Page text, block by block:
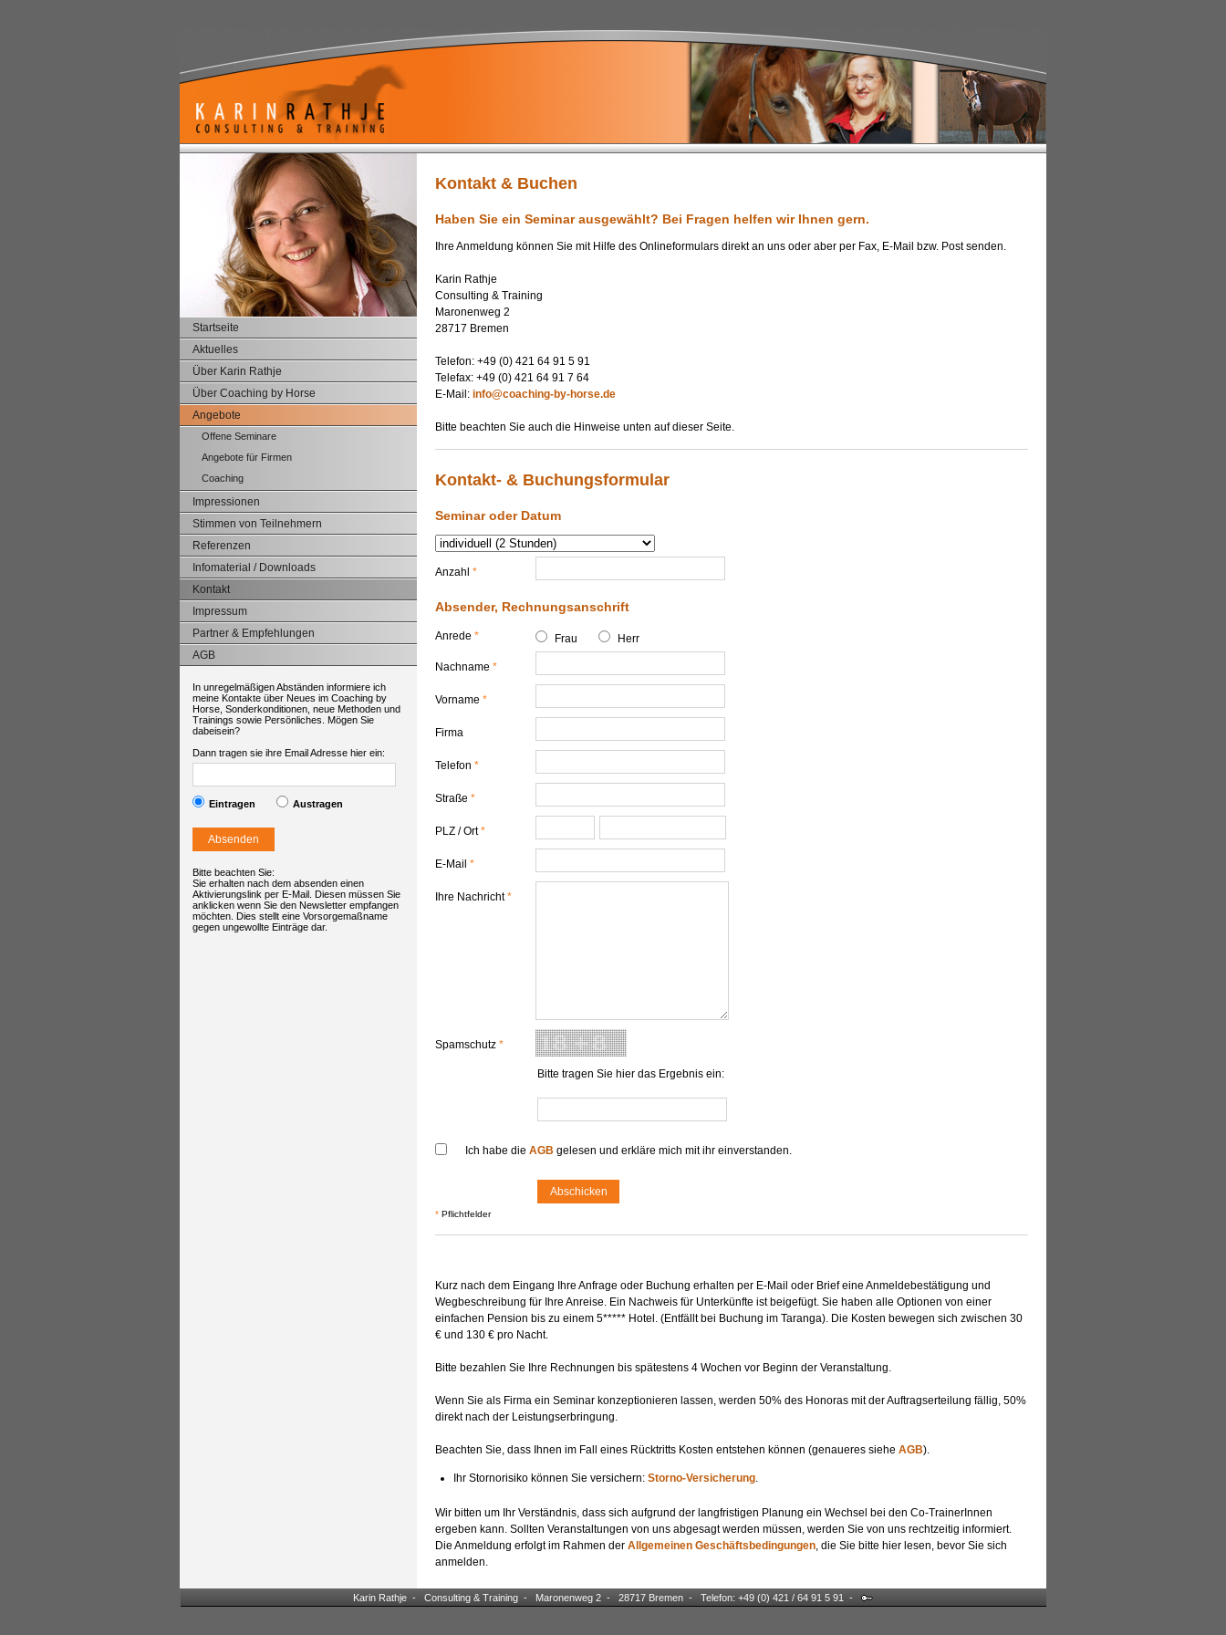
Startseite
Aktuelles
Über Karin Rathje
Über Coaching by Horse
Angebote
Offene Seminare
Angebote für Firmen
Coaching
Impressionen
Stimmen von Teilnehmern
Referenzen
Infomaterial / Downloads
Kontakt
Impressum
Partner & Empfehlungen
AGB
In unregelmäßigen Abständen informiere ich
meine Kontakte über Neues im Coaching by
Horse, Sonderkonditionen, neue Methoden und
Trainings sowie Persönliches. Mögen Sie
dabeisein?
Dann tragen sie ihre Email Adresse hier ein:
Eintragen Austragen
Bitte beachten Sie:
Sie erhalten nach dem absenden einen
Aktivierungslink per E-Mail. Diesen müssen Sie
anklicken wenn Sie den Newsletter empfangen
möchten. Dies stellt eine Vorsorgemaßname
gegen ungewollte Einträge dar.
Kontakt & Buchen
Haben Sie ein Seminar ausgewählt? Bei Fragen helfen wir Ihnen gern.
Ihre Anmeldung können Sie mit Hilfe des Onlineformulars direkt an uns oder aber per Fax, E-Mail bzw. Post senden.
Karin Rathje
Consulting & Training
Maronenweg 2
28717 Bremen
Telefon: +49 (0) 421 64 91 5 91
Telefax: +49 (0) 421 64 91 7 64
E-Mail: info@coaching-by-horse.de
Bitte beachten Sie auch die Hinweise unten auf dieser Seite.
Kontakt- & Buchungsformular
Seminar oder Datum
Anzahl *
Absender, Rechnungsanschrift
Anrede * Frau Herr
Nachname *
Vorname *
Firma
Telefon *
Straße *
PLZ / Ort*
E-Mail *
Ihre Nachricht*
Spamschutz *
Bitte tragen Sie hier das Ergebnis ein:
Ich habe die AGB gelesen und erkläre mich mit ihr einverstanden.
* Pflichtfelder
Kurz nach dem Eingang Ihre Anfrage oder Buchung erhalten per E-Mail oder Brief eine Anmeldebestätigung und
Wegbeschreibung für Ihre Anreise. Ein Nachweis für Unterkünfte ist beigefügt. Sie haben alle Optionen von einer
einfachen Pension bis zu einem 5***** Hotel. (Entfällt bei Buchung im Taranga). Die Kosten bewegen sich zwischen 30
€ und 130 € pro Nacht.
Bitte bezahlen Sie Ihre Rechnungen bis spätestens 4 Wochen vor Beginn der Veranstaltung.
Wenn Sie als Firma ein Seminar konzeptionieren lassen, werden 50% des Honoras mit der Auftragserteilung fällig, 50%
direkt nach der Leistungserbringung.
Beachten Sie, dass Ihnen im Fall eines Rücktritts Kosten entstehen können (genaueres siehe AGB).
Ihr Stornorisiko können Sie versichern: Storno-Versicherung.
Wir bitten um Ihr Verständnis, dass sich aufgrund der langfristigen Planung ein Wechsel bei den Co-TrainerInnen
ergeben kann. Sollten Veranstaltungen von uns abgesagt werden müssen, werden Sie von uns rechtzeitig informiert.
Die Anmeldung erfolgt im Rahmen der Allgemeinen Geschäftsbedingungen, die Sie bitte hier lesen, bevor Sie sich
anmelden.
Karin Rathje - Consulting & Training - Maronenweg 2 - 28717 Bremen - Telefon: +49 (0) 421 / 64 91 5 91 -